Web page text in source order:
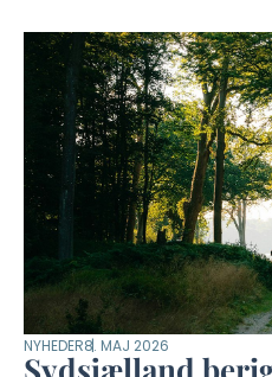
NYHEDER8. MAJ 2026